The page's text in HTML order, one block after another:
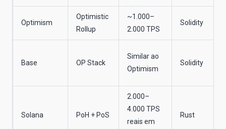
Optimism
Optimistic
Rollup
~1.000–
2.000 TPS
Solidity
Base OP Stack
Similar ao
Optimism
Solidity
Solana PoH + PoS
2.000–
4.000 TPS
reais em
Rust